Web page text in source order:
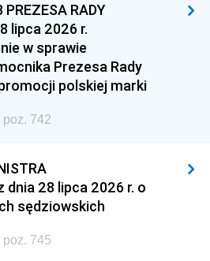
RADY
lipca 2026 r.
w sprawie
Prezesa Rady
polskiej marki
poz. 742
dnia 28 lipca 2026 r. o
sędziowskich
745